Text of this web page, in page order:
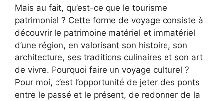
Mais au fait, qu’est-ce que le tourisme
patrimonial ? Cette forme de voyage consiste à
découvrir le patrimoine matériel et immatériel
d’une région, en valorisant son histoire, son
architecture, ses traditions culinaires et son art
de vivre. Pourquoi faire un voyage culturel ?
Pour moi, c’est l’opportunité de jeter des ponts
entre le passé et le présent, de redonner de la